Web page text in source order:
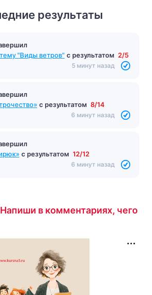
результаты
"Виды ветров" с результатом 2/5
5 минут назад
с результатом 8/14
6 минут назад
с результатом 12/12
6 минут назад
в комментариях, чего